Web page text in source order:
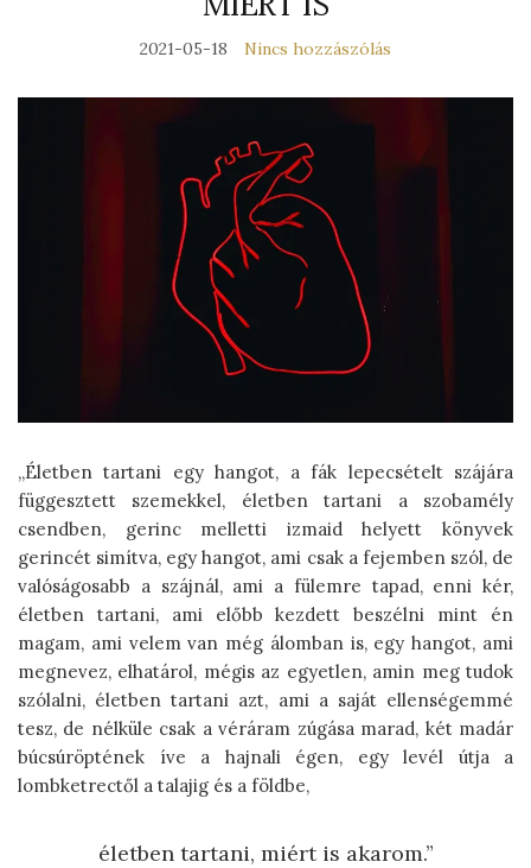
2021-05-18 Nincs hozzászólás
„Életben tartani egy hangot, a fák lepecsételt szájára
függesztett szemekkel, életben tartani a szobamély
csendben, gerinc melletti izmaid helyett könyvek
gerincét simítva, egy hangot, ami csak a fejemben szól, de
valóságosabb a szájnál, ami a fülemre tapad, enni kér,
életben tartani, ami előbb kezdett beszélni mint én
magam, ami velem van még álomban is, egy hangot, ami
megnevez, elhatárol, mégis az egyetlen, amin meg tudok
szólalni, életben tartani azt, ami a saját ellenségemmé
tesz, de nélküle csak a véráram zúgása marad, két madár
búcsúröptének íve a hajnali égen, egy levél útja a
lombketrectől a talajig és a földbe,
életben tartani, miért is akarom.”